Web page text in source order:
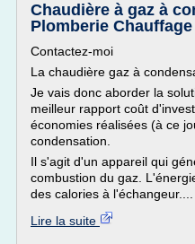
Chaudière à gaz à
Plomberie Chauffage
Contactez-moi
La chaudière gaz à
Je vais donc aborder la
meilleur rapport coût
économies réalisées (à ce
condensation.
Il s'agit d'un appareil qui
combustion du gaz.
des calories à l'échangeur....
Lire la suite